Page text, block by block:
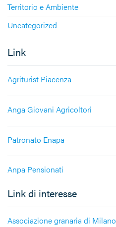
Territorio e Ambiente
Uncategorized
Link
Agriturist Piacenza
Anga Giovani Agricoltori
Patronato Enapa
Anpa Pensionati
Link di interesse
Associazione granaria di Milano